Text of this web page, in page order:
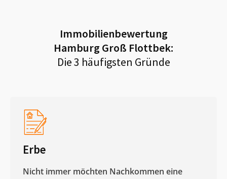
Immobilienbewertung
Hamburg Groß Flottbek:
Die 3 häufigsten Gründe
Erbe
Nicht immer möchten Nachkommen eine